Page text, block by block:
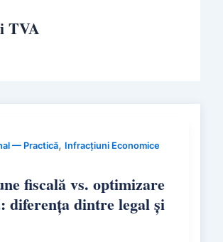
TVA
— Practică, Infracțiuni Economice
fiscală vs. optimizare
diferența dintre legal și